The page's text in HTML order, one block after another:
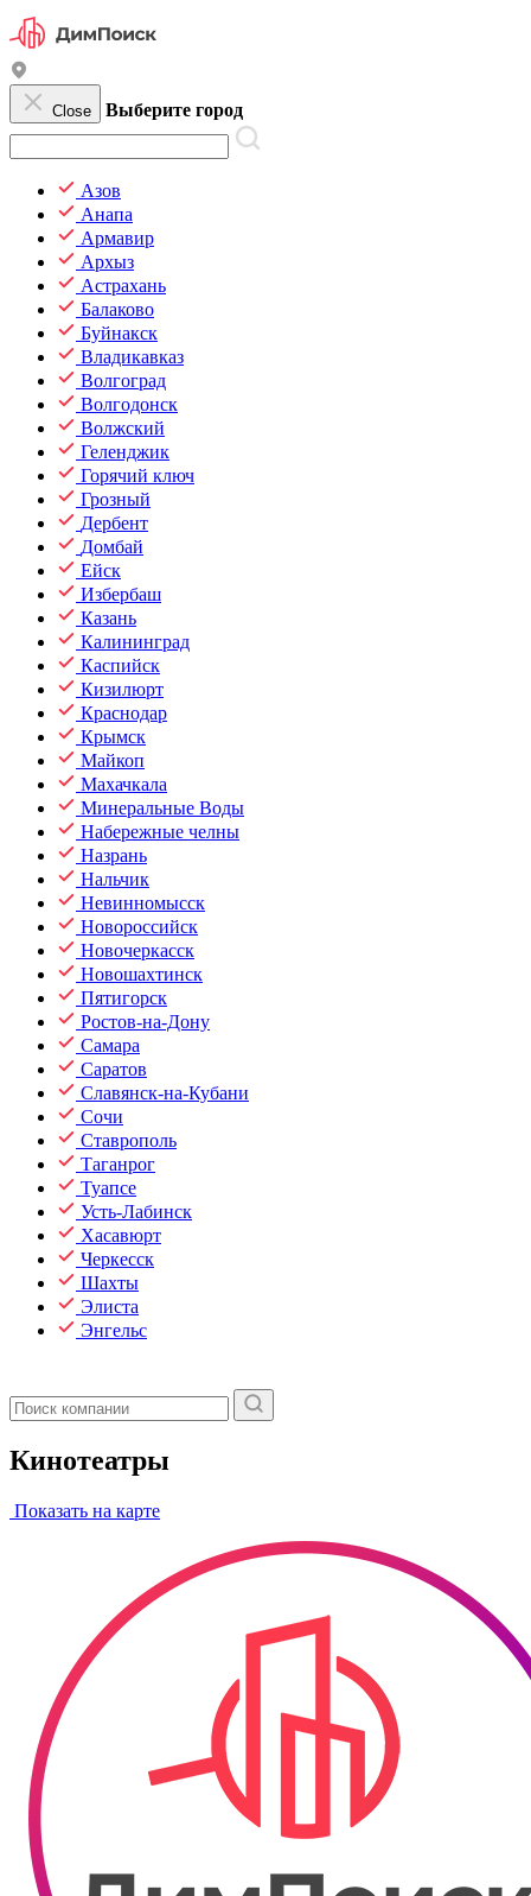
Close Выберите город
Азов
Анапа
Армавир
Архыз
Астрахань
Балаково
Буйнакск
Владикавказ
Волгоград
Волгодонск
Волжский
Геленджик
Горячий ключ
Грозный
Дербент
Домбай
Ейск
Избербаш
Казань
Калининград
Каспийск
Кизилюрт
Краснодар
Крымск
Майкоп
Махачкала
Минеральные Воды
Набережные челны
Назрань
Нальчик
Невинномысск
Новороссийск
Новочеркасск
Новошахтинск
Пятигорск
Ростов-на-Дону
Самара
Саратов
Славянск-на-Кубани
Сочи
Ставрополь
Таганрог
Туапсе
Усть-Лабинск
Хасавюрт
Черкесск
Шахты
Элиста
Энгельс
Кинотеатры
Показать на карте